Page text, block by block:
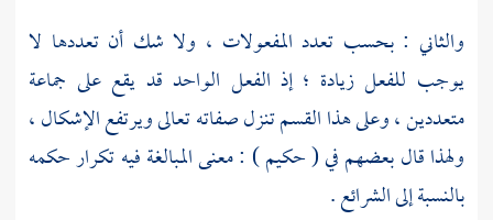
والثاني : بحسب تعدد المفعولات ، ولا شك أن تعددها لا
يوجب للفعل زيادة ؛ إذ الفعل الواحد قد يقع على جماعة
متعددين ، وعلى هذا القسم تنزل صفاته تعالى ويرتفع الإشكال ،
ولهذا قال بعضهم في ( حكيم ) : معنى المبالغة فيه تكرار حكمه
بالنسبة إلى الشرائع .